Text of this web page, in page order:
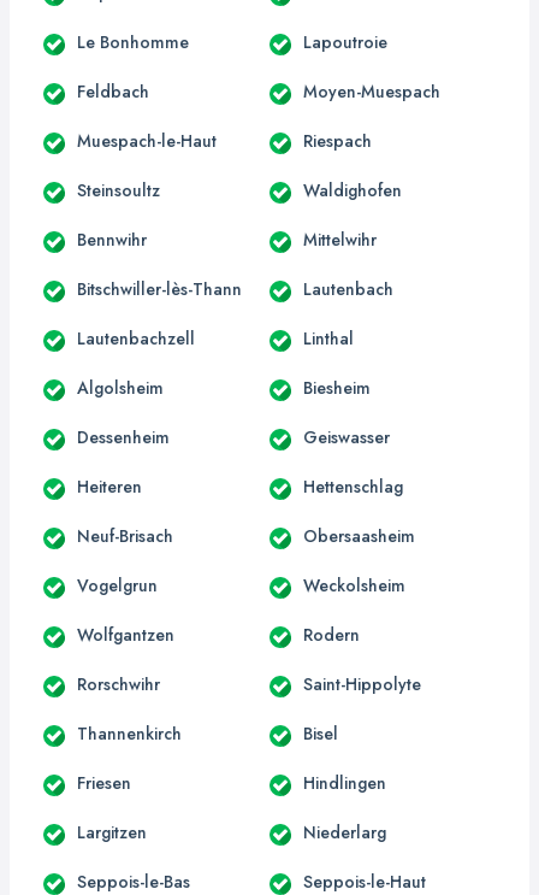
Le Bonhomme Lapoutroie
Feldbach Moyen-Muespach
Muespach-le-Haut Riespach
Steinsoultz Waldighofen
Bennwihr Mittelwihr
Bitschwiller-lès-Thann Lautenbach
Lautenbachzell Linthal
Algolsheim Biesheim
Dessenheim Geiswasser
Heiteren Hettenschlag
Neuf-Brisach Obersaasheim
Vogelgrun Weckolsheim
Wolfgantzen Rodern
Rorschwihr Saint-Hippolyte
Thannenkirch Bisel
Friesen Hindlingen
Largitzen Niederlarg
Seppois-le-Bas Seppois-le-Haut